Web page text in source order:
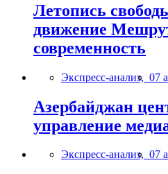
Летопись
движение
современность
Экспресс-анализ, 07
Азербайджан
управление
Экспресс-анализ, 07